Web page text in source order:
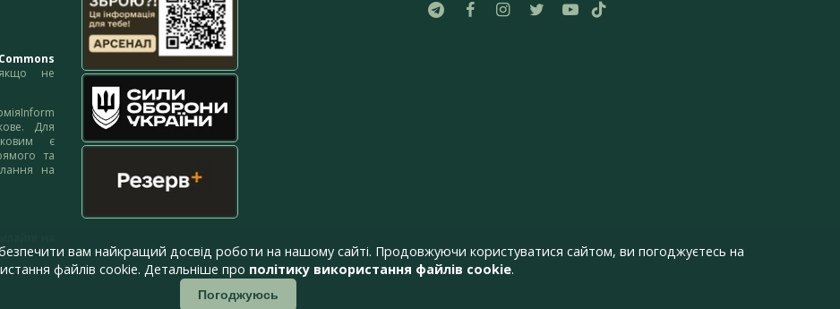
не
Для
є
та
на
вам найкращий досвід роботи на нашому сайті. Продовжуючи користуватися сайтом, ви погоджуєтесь на
файлів cookie. Детальніше про політику використання файлів cookie.
Погоджуюсь